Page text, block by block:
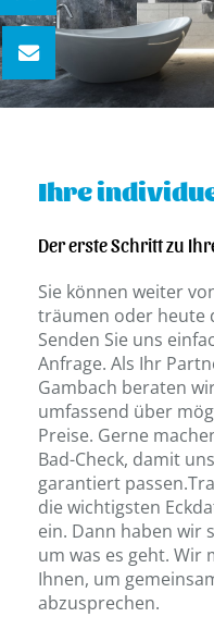
Ihre
Der erste Schritt zu
Sie können weiter
träumen oder heute
Senden Sie uns
Anfrage. Als Ihr
Gambach beraten
umfassend über
Preise. Gerne
Bad-Check, damit
garantiert
die wichtigsten
ein. Dann haben wir
um was es geht. Wir
Ihnen, um
abzusprechen.